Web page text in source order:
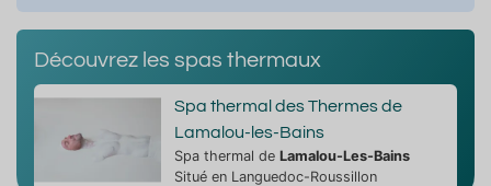
Découvrez les spas thermaux
Spa thermal des Thermes de
Lamalou-les-Bains
Spa thermal de Lamalou-Les-Bains
Situé en Languedoc-Roussillon